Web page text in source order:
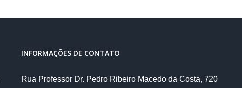
INFORMAÇÕES DE CONTATO
Rua Professor Dr. Pedro Ribeiro Macedo da Costa, 720